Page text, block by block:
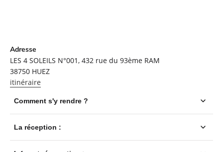
Adresse
LES 4 SOLEILS N°001, 432 rue du 93ème RAM
38750 HUEZ
itinéraire